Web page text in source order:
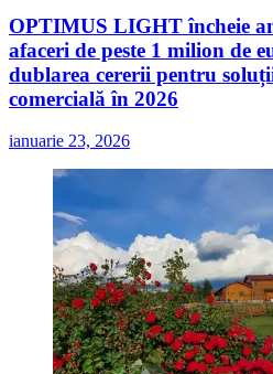
OPTIMUS LIGHT încheie
afaceri de peste 1 milion de
dublarea cererii pentru
comercială în 2026
ianuarie 23, 2026